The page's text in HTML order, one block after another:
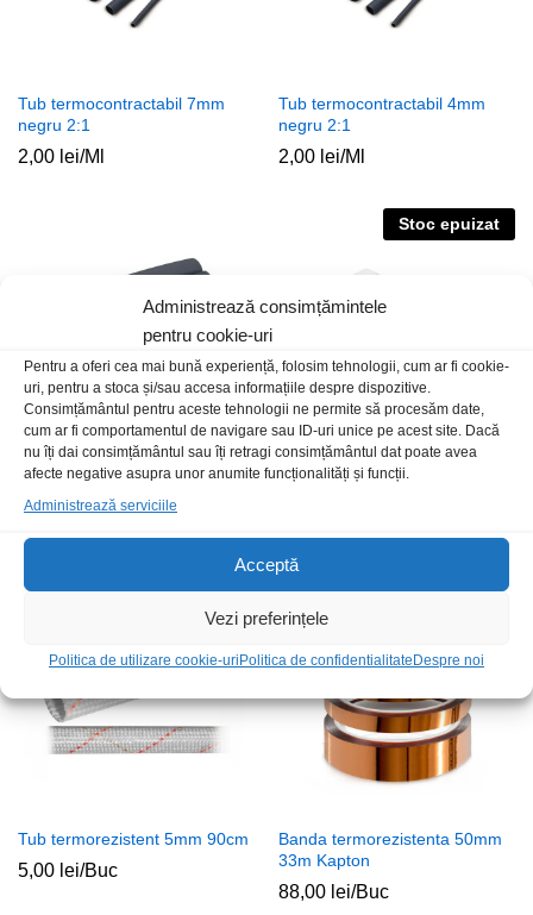
Administrează consimțămintele
pentru cookie-uri
Pentru a oferi cea mai bună experiență, folosim tehnologii, cum ar fi cookie-
uri, pentru a stoca și/sau accesa informațiile despre dispozitive.
Consimțământul pentru aceste tehnologii ne permite să procesăm date,
cum ar fi comportamentul de navigare sau ID-uri unice pe acest site. Dacă
nu îți dai consimțământul sau îți retragi consimțământul dat poate avea
afecte negative asupra unor anumite funcționalități și funcții.
Administrează serviciile
Acceptă
Vezi preferințele
Politica de utilizare cookie-uri Politica de confidentialitate Despre noi
Tub termocontractabil 7mm
negru 2:1
2,00 lei/Ml
Tub termocontractabil 4mm
negru 2:1
2,00 lei/Ml
Tub termocontractabil 3mm
Stoc epuizat
Tub termocontractabil 10cm
Tub termorezistent 5mm 90cm
5,00 lei/Buc
Stoc epuizat
Banda termorezistenta 50mm
33m Kapton
88,00 lei/Buc